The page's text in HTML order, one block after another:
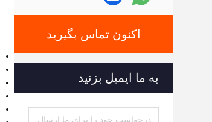
اکنون تماس بگیرید
به ما ایمیل بزنید